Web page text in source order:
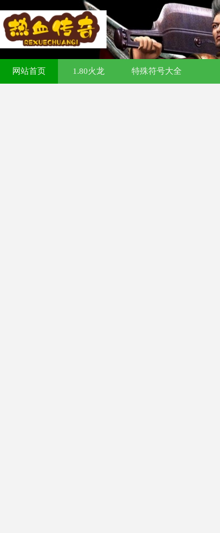
321cq传奇发布网-今日新开传奇私服-
网站首页 1.80火龙 特殊符号大全